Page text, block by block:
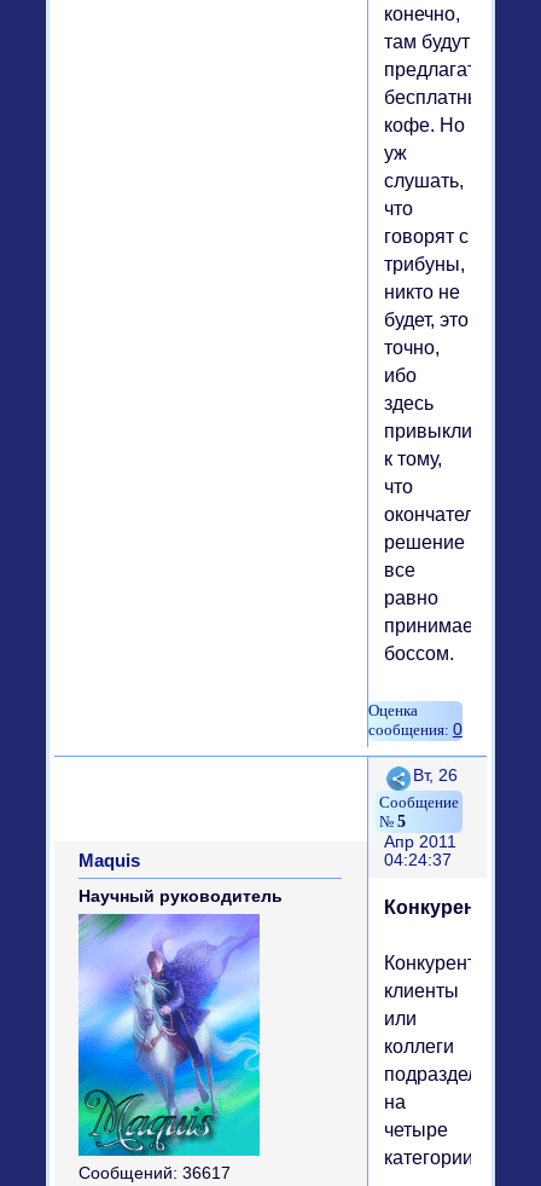
конечно,
там будут
предлагать
бесплатный
кофе. Но
уж
слушать,
что
говорят с
трибуны,
никто не
будет, это
точно,
ибо
здесь
привыкли
к тому,
что
окончательное
решение
все
равно
принимается
боссом.
0
Поделиться
5
Вт, 26
Апр 2011
04:24:37
Maquis
Научный руководитель
Сообщений: 36617
Конкуренты
Конкуренты,
клиенты
или
коллеги
подразделяются
на
четыре
категории: